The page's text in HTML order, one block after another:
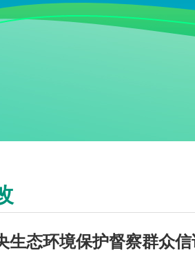
生态环境保护督察群众